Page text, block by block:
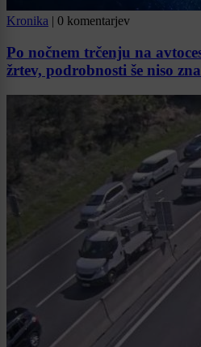
Kronika | 0 komentarjev
Po nočnem trčenju na
žrtev, podrobnosti še niso